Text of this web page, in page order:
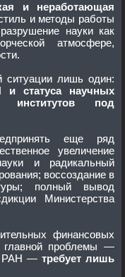
и неработающая
науки как
атмосфере,
ситуации лишь один:
и статуса научных
институтов под
еще ряд
воссоздание в
полный вывод
—
РАН — требует лишь